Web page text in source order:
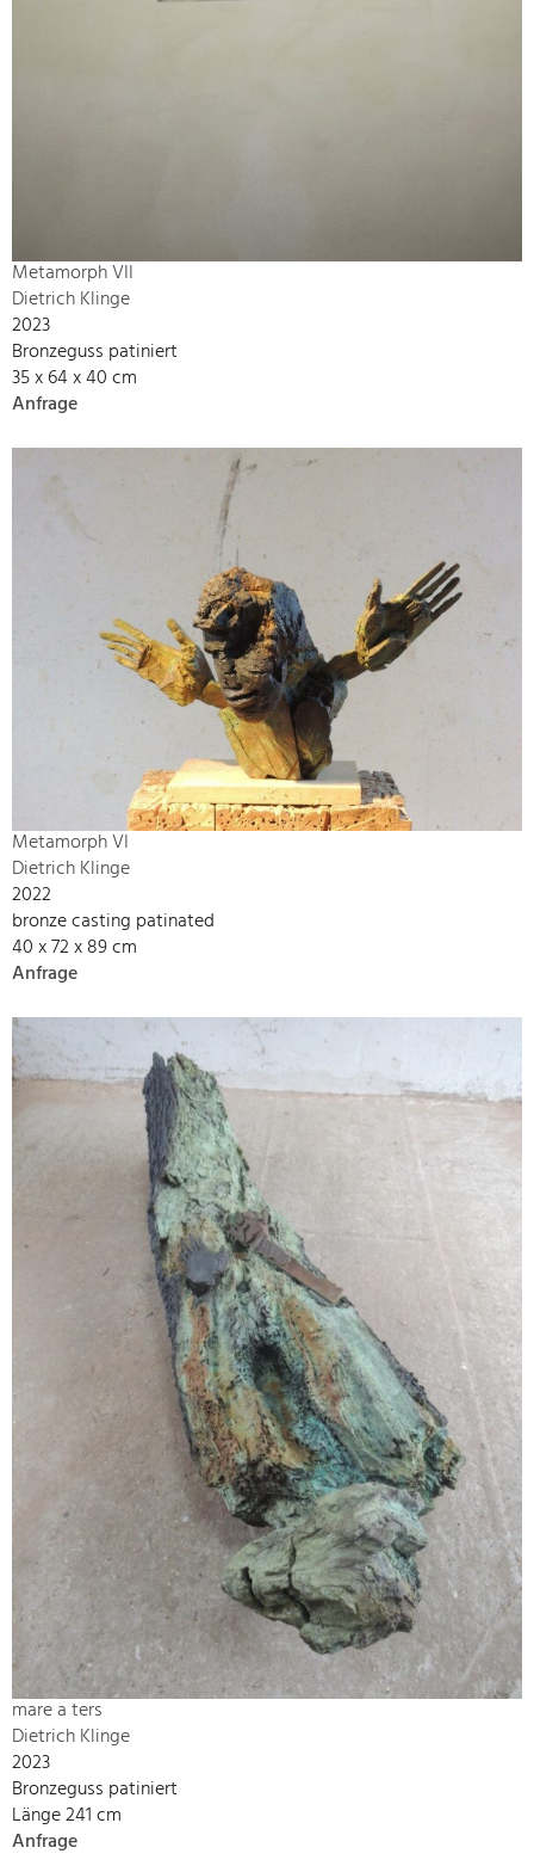
Metamorph VII
Dietrich Klinge
2023
Bronzeguss patiniert
35 x 64 x 40 cm
Anfrage
Metamorph VI
Dietrich Klinge
2022
bronze casting patinated
40 x 72 x 89 cm
Anfrage
mare a ters
Dietrich Klinge
2023
Bronzeguss patiniert
Länge 241 cm
Anfrage